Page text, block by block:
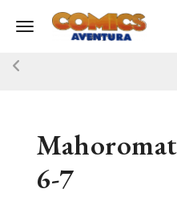
Toggle navigation
6-7